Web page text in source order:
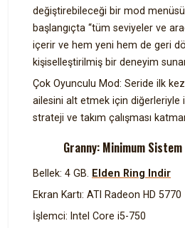
değiştirebileceği bir mod
başlangıçta “tüm seviyeler ve
içerir ve hem yeni hem de geri
kişiselleştirilmiş bir deneyim
Çok Oyunculu Mod: Seride ilk
ailesini alt etmek için diğerleriyle
strateji ve takım çalışması
Granny: Minimum
Bellek: 4 GB.
Elden Ring Indir
Ekran Kartı: ATI Radeon HD 5770
İşlemci: Intel Core i5-750